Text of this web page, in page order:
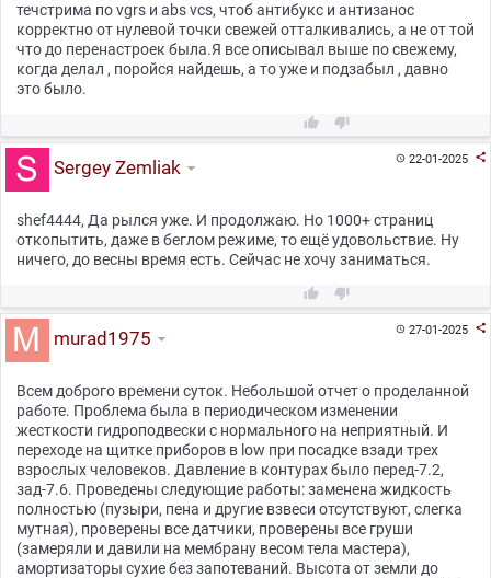
течстрима по vgrs и abs vcs, чтоб антибукс и антизанос
корректно от нулевой точки свежей отталкивались, а не от той
что до перенастроек была.Я все описывал выше по свежему,
когда делал , поройся найдешь, а то уже и подзабыл , давно
это было.
 
22-01-2025 
Sergey Zemliak
shef4444, Да рылся уже. И продолжаю. Но 1000+ страниц
откопытить, даже в беглом режиме, то ещё удовольствие. Ну
ничего, до весны время есть. Сейчас не хочу заниматься.
 
27-01-2025 
murad1975
Всем доброго времени суток. Небольшой отчет о проделанной
работе. Проблема была в периодическом изменении
жесткости гидроподвески с нормального на неприятный. И
переходе на щитке приборов в low при посадке взади трех
взрослых человеков. Давление в контурах было перед-7.2,
зад-7.6. Проведены следующие работы: заменена жидкость
полностью (пузыри, пена и другие взвеси отсутствуют, слегка
мутная), проверены все датчики, проверены все груши
(замеряли и давили на мембрану весом тела мастера),
амортизаторы сухие без запотеваний. Высота от земли до